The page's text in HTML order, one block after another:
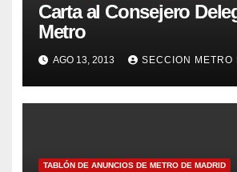
Carta al Consejero
Metro
AGO 13, 2013 SECCION METRO
TABLÓN DE ANUNCIOS DE METRO DE MADRID